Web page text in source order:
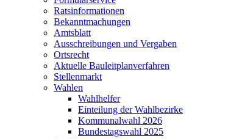
Ratsinformationen
Bekanntmachungen
Amtsblatt
Ausschreibungen und Vergaben
Ortsrecht
Aktuelle Bauleitplanverfahren
Stellenmarkt
Wahlen
Wahlhelfer
Einteilung der Wahlbezirke
Kommunalwahl 2026
Bundestagswahl 2025